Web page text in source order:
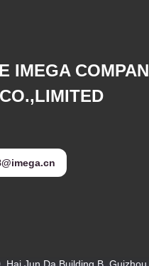
IMEGA
Hai Jun Da Building B, Guizhou